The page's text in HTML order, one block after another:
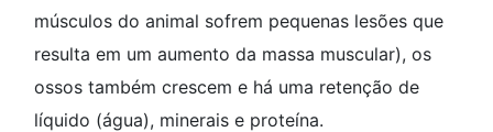
músculos do animal sofrem pequenas lesões que
resulta em um aumento da massa muscular), os
ossos também crescem e há uma retenção de
líquido (água), minerais e proteína.